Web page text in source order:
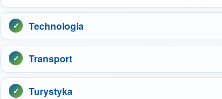
Technologia
Transport
Turystyka